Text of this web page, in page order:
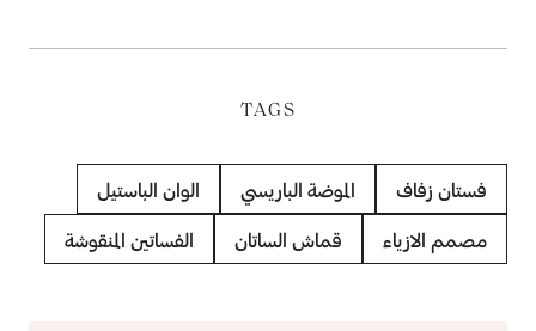
TAGS
فستان زفاف الموضة الباريسي الوان الباستيل
مصمم الازياء قماش الساتان الفساتين المنقوشة